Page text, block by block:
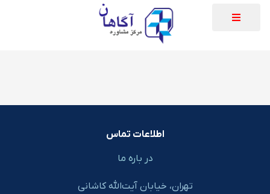
اطلاعات تماس
در باره ما
تهران، خیابان آیت‌الله کاشانی